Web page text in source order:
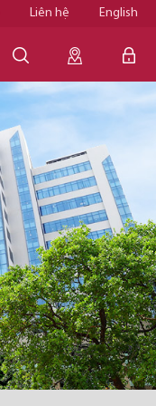
Liên hệ English